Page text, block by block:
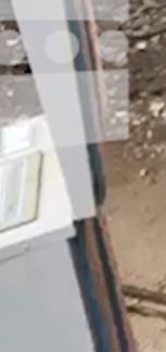
Труба
Труба
Труба
Труба
Труба